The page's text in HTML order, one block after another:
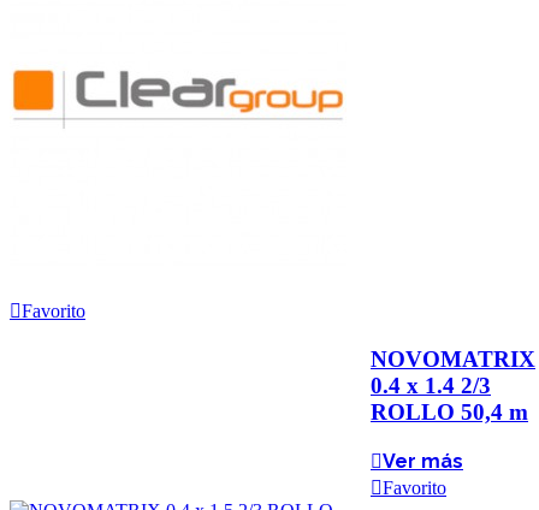
Favorito
NOVOMATRIX
0.4 x 1.4 2/3
ROLLO 50,4 m
Ver más
Favorito